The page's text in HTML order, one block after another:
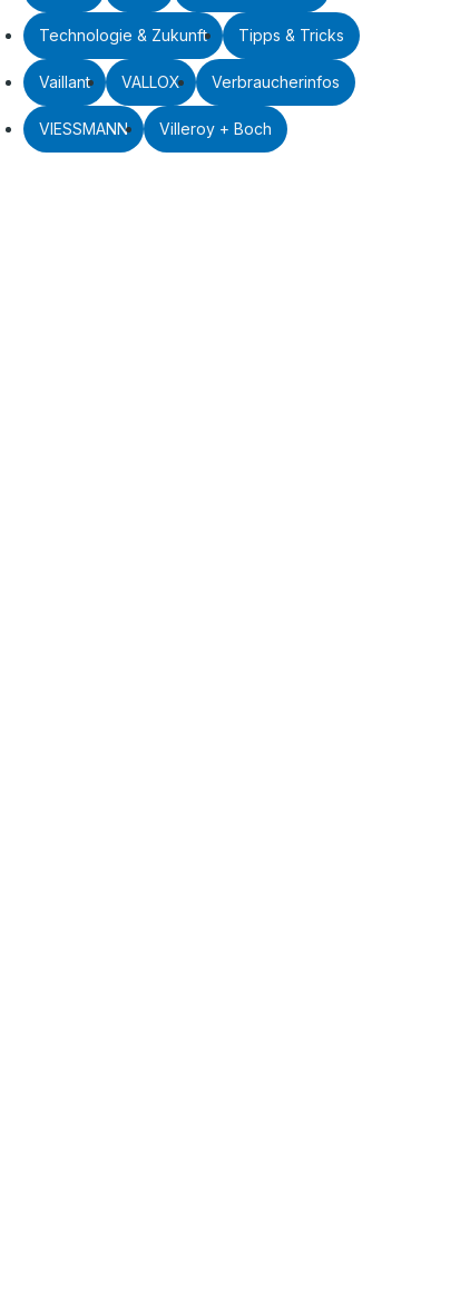
Technologie & Zukunft Tipps & Tricks
Vaillant VALLOX Verbraucherinfos
VIESSMANN Villeroy + Boch